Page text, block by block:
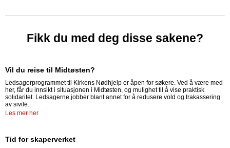
Fikk du med deg disse sakene?
Vil du reise til Midtøsten?
Ledsagerprogrammet til Kirkens Nødhjelp er åpen for søkere. Ved å være med
her, får du innsikt i situasjonen i Midtøsten, og mulighet til å vise praktisk
solidaritet. Ledsagerne jobber blant annet for å redusere vold og trakassering
av sivile.
Les mer her
Tid for skaperverket